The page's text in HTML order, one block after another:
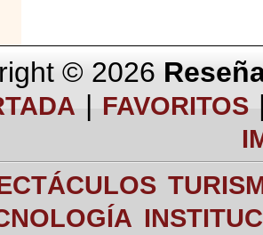
© 2026
| FAVORITOS